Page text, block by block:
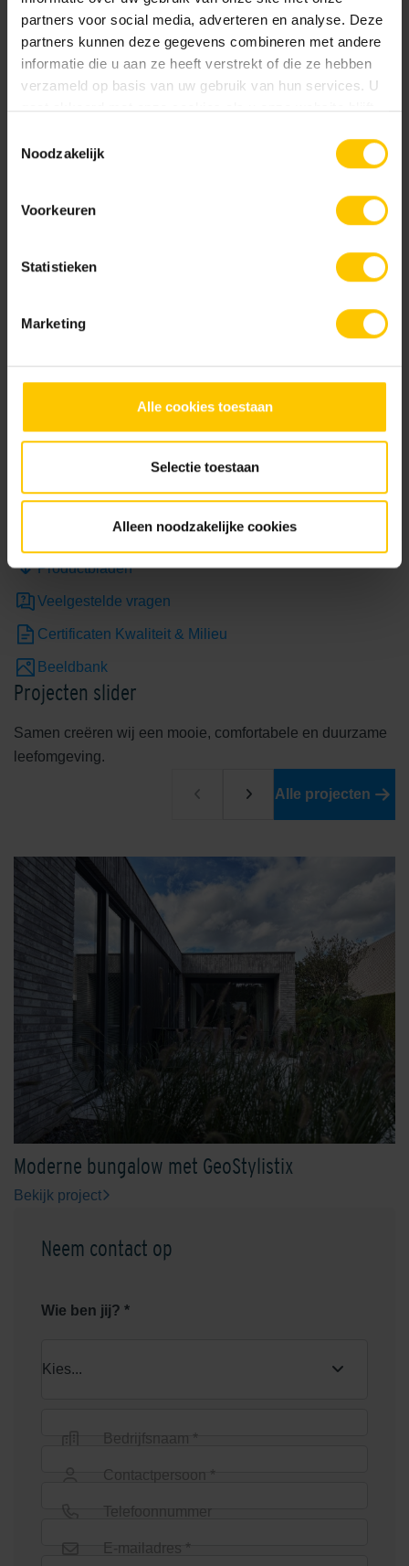
partners voor social media, adverteren en analyse. Deze
partners kunnen deze gegevens combineren met andere
informatie die u aan ze heeft verstrekt of die ze hebben
verzameld op basis van uw gebruik van hun services. U
gaat akkoord met onze cookies als u onze website blijft
Noodzakelijk
Voorkeuren
Statistieken
Marketing
Alle cookies toestaan
Selectie toestaan
Alleen noodzakelijke cookies
Grey Shadow White Shadow
Documentatie
DoP IB0001 GeoCartello Ceramics
3D Visualisatie
Brochures
Dilatatieadvies aanvragen
DoP verklaringen
Morteladvies (kleuren)
Monstersteen aanvragen
Mortelverbruik calculator
Productbladen
Veelgestelde vragen
Certificaten Kwaliteit & Milieu
Beeldbank
Projecten slider
Samen creëren wij een mooie, comfortabele en duurzame
leefomgeving.
Alle projecten
Moderne bungalow met GeoStylistix
Bekijk project
Neem contact op
Wie ben jij? *
Bedrijfsnaam *
Contactpersoon *
Telefoonnummer
E-mailadres *